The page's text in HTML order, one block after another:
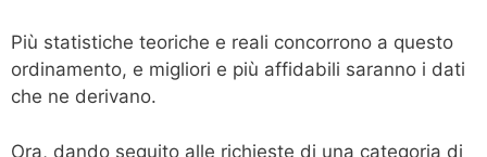
Più statistiche teoriche e reali concorrono a questo
ordinamento, e migliori e più affidabili saranno i dati
che ne derivano.
Ora, dando seguito alle richieste di una categoria di